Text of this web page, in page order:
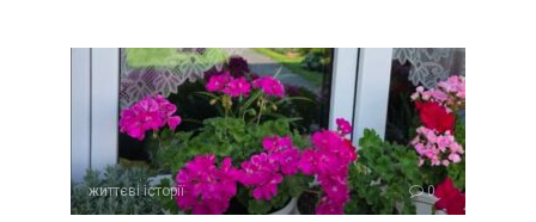
життєві історії 0